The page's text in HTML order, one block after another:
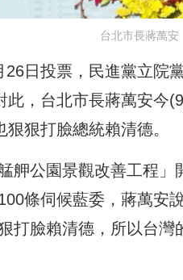
台北市長蔣萬安
26日投票，民進黨立院
此，台北市長蔣萬安今
狠打臉總統賴清德。
舺公園景觀改善工程
條伺候藍委，蔣萬安
打臉賴清德，所以台